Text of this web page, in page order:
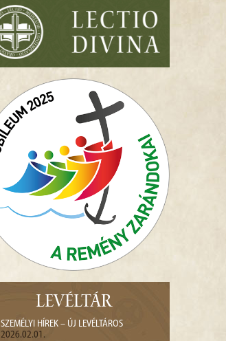
LEVÉLTÁR
SZEMÉLYI HÍREK – ÚJ LEVÉLTÁROS
2026.02.01.